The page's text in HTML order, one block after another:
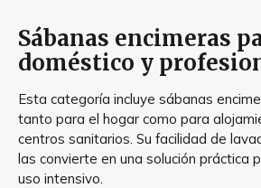
Sábanas encimeras
doméstico y
Esta categoría incluye sábanas
tanto para el hogar como para
centros sanitarios. Su facilidad de
las convierte en una solución práctica
uso intensivo.